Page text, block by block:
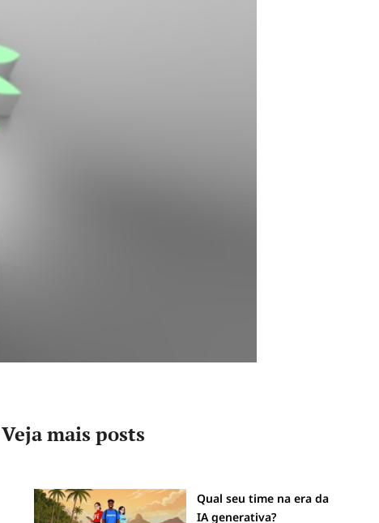
Veja mais posts
Qual seu time na era da
IA generativa?